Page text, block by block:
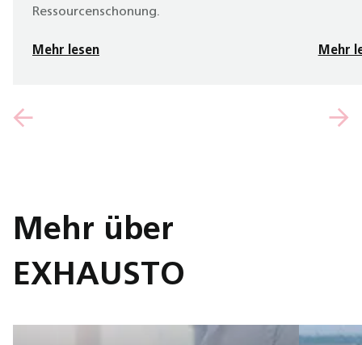
Ressourcenschonung.
Mehr lesen Mehr
Mehr über
EXHAUSTO